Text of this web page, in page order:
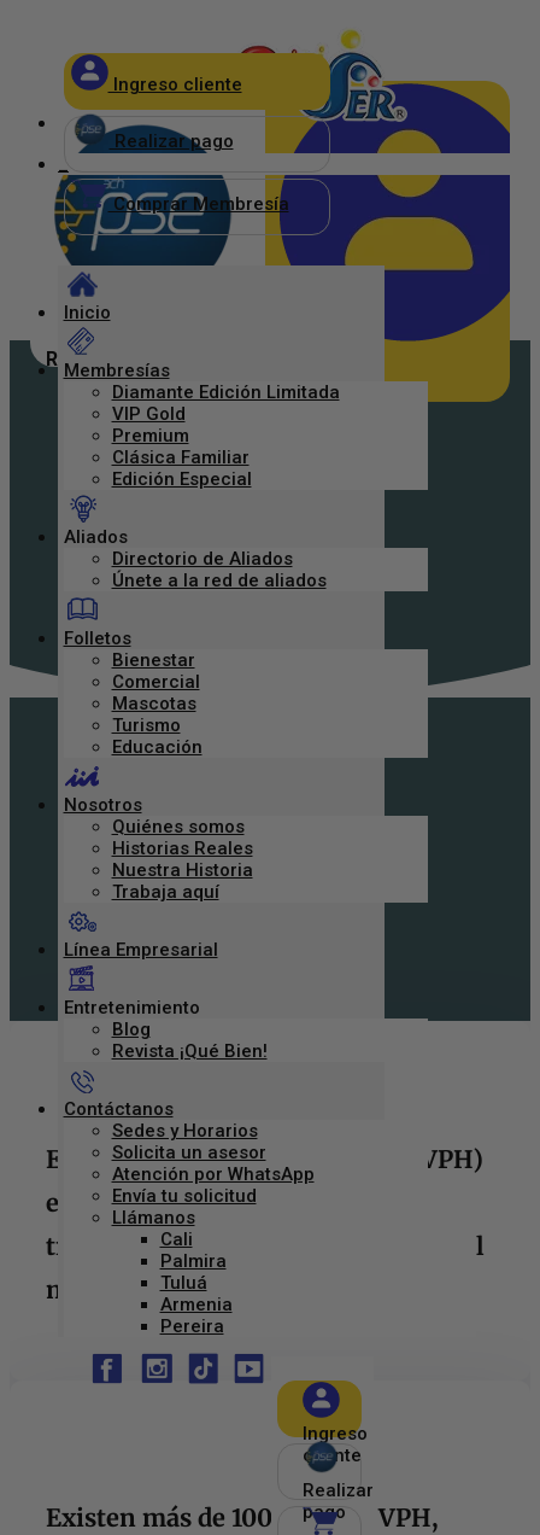
Ingreso cliente
Realizar pago
Comprar Membresía
Inicio
Membresías
Diamante Edición Limitada
VIP Gold
Premium
Clásica Familiar
Edición Especial
Aliados
Directorio de Aliados
Únete a la red de aliados
Folletos
Bienestar
Comercial
Mascotas
Turismo
Educación
Nosotros
Quiénes somos
Historias Reales
Nuestra Historia
Trabaja aquí
Línea Empresarial
Entretenimiento
Blog
Revista ¡Qué Bien!
Contáctanos
Sedes y Horarios
Solicita un asesor
Atención por WhatsApp
Envía tu solicitud
Llámanos
Cali
Palmira
Tuluá
Armenia
Pereira
Ingreso
cliente
Realizar
pago
Realizar pago
Ingreso Clientes
El virus del papiloma humano (VPH)
es una de las infecciones de
transmisión sexual más común en el
mundo.
Existen más de 100 tipos de VPH,